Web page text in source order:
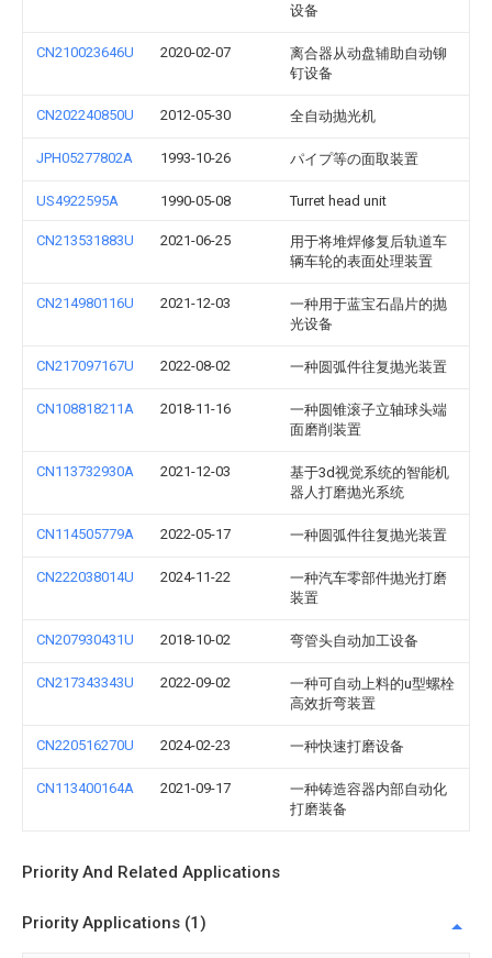
设备
CN210023646U 2020-02-07
离合器从动盘辅助自动铆
钉设备
CN202240850U 2012-05-30 全自动抛光机
JPH05277802A 1993-10-26 パイプ等の面取装置
US4922595A 1990-05-08 Turret head unit
CN213531883U 2021-06-25
用于将堆焊修复后轨道车
辆车轮的表面处理装置
CN214980116U 2021-12-03
一种用于蓝宝石晶片的抛
光设备
CN217097167U 2022-08-02 一种圆弧件往复抛光装置
CN108818211A 2018-11-16
一种圆锥滚子立轴球头端
面磨削装置
CN113732930A 2021-12-03
基于3d视觉系统的智能机
器人打磨抛光系统
CN114505779A 2022-05-17 一种圆弧件往复抛光装置
CN222038014U 2024-11-22
一种汽车零部件抛光打磨
装置
CN207930431U 2018-10-02 弯管头自动加工设备
CN217343343U 2022-09-02
一种可自动上料的u型螺栓
高效折弯装置
CN220516270U 2024-02-23 一种快速打磨设备
CN113400164A 2021-09-17
一种铸造容器内部自动化
打磨装备
Priority And Related Applications
Priority Applications (1)